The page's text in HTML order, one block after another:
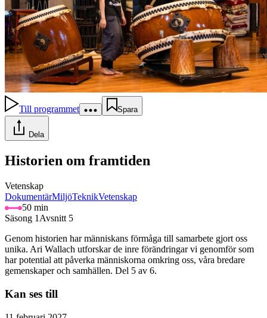
Till programmet Spara
Dela
Historien om framtiden
Vetenskap
DokumentärMiljöTeknikVetenskap
50 min
Säsong 1 Avsnitt 5
Genom historien har människans förmåga till samarbete gjort oss
unika. Ari Wallach utforskar de inre förändringar vi genomför som
har potential att påverka människorna omkring oss, våra bredare
gemenskaper och samhällen. Del 5 av 6.
Kan ses till